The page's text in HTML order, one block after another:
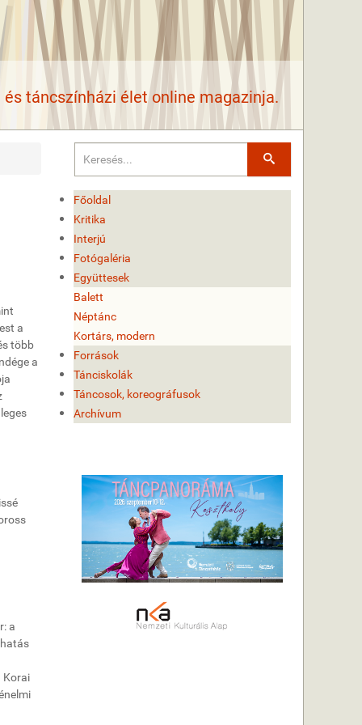
táncszínházi élet online magazinja.
a
több
a
a
Korai
Keresés
Főoldal
Kritika
Interjú
Fotógaléria
Együttesek
Balett
Néptánc
Kortárs, modern
Források
Tánciskolák
Táncosok, koreográfusok
Archívum